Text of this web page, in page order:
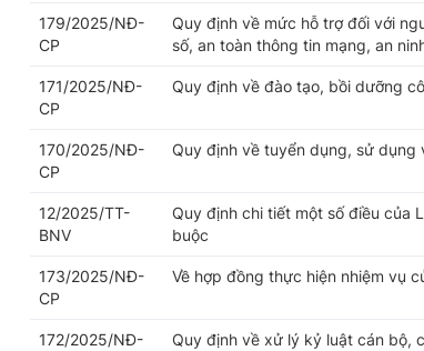
179/2025/NĐ-
CP
Quy định về mức hỗ trợ đối với
số, an toàn thông tin mạng, an
171/2025/NĐ-
CP
Quy định về đào tạo, bồi dưỡng
170/2025/NĐ-
CP
Quy định về tuyển dụng, sử dụng
12/2025/TT-
BNV
Quy định chi tiết một số điều của
buộc
173/2025/NĐ-
CP
Về hợp đồng thực hiện nhiệm vụ
172/2025/NĐ-
Quy định về xử lý kỷ luật cán bộ,